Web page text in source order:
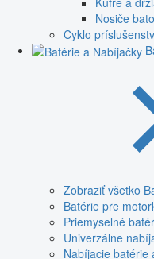
Nosiče
Cyklo
Zobraziť všetko
Batérie pre
Priemyselné
Univerzálne
Nabíjacie batérie